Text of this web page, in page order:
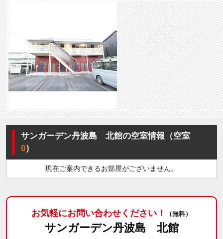
サンガーデン丹波島 北館の空室情報（空室
0）
現在ご案内できるお部屋がございません。
お気軽にお問い合わせください！ （無料）
サンガーデン丹波島 北館